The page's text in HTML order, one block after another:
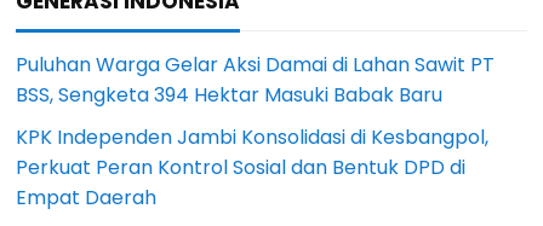
Puluhan Warga Gelar Aksi Damai di Lahan Sawit PT
BSS, Sengketa 394 Hektar Masuki Babak Baru
KPK Independen Jambi Konsolidasi di Kesbangpol,
Perkuat Peran Kontrol Sosial dan Bentuk DPD di
Empat Daerah